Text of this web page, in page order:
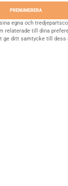
PRENUMERERA
egna och
relaterade till dina
ge ditt samtycke till dess